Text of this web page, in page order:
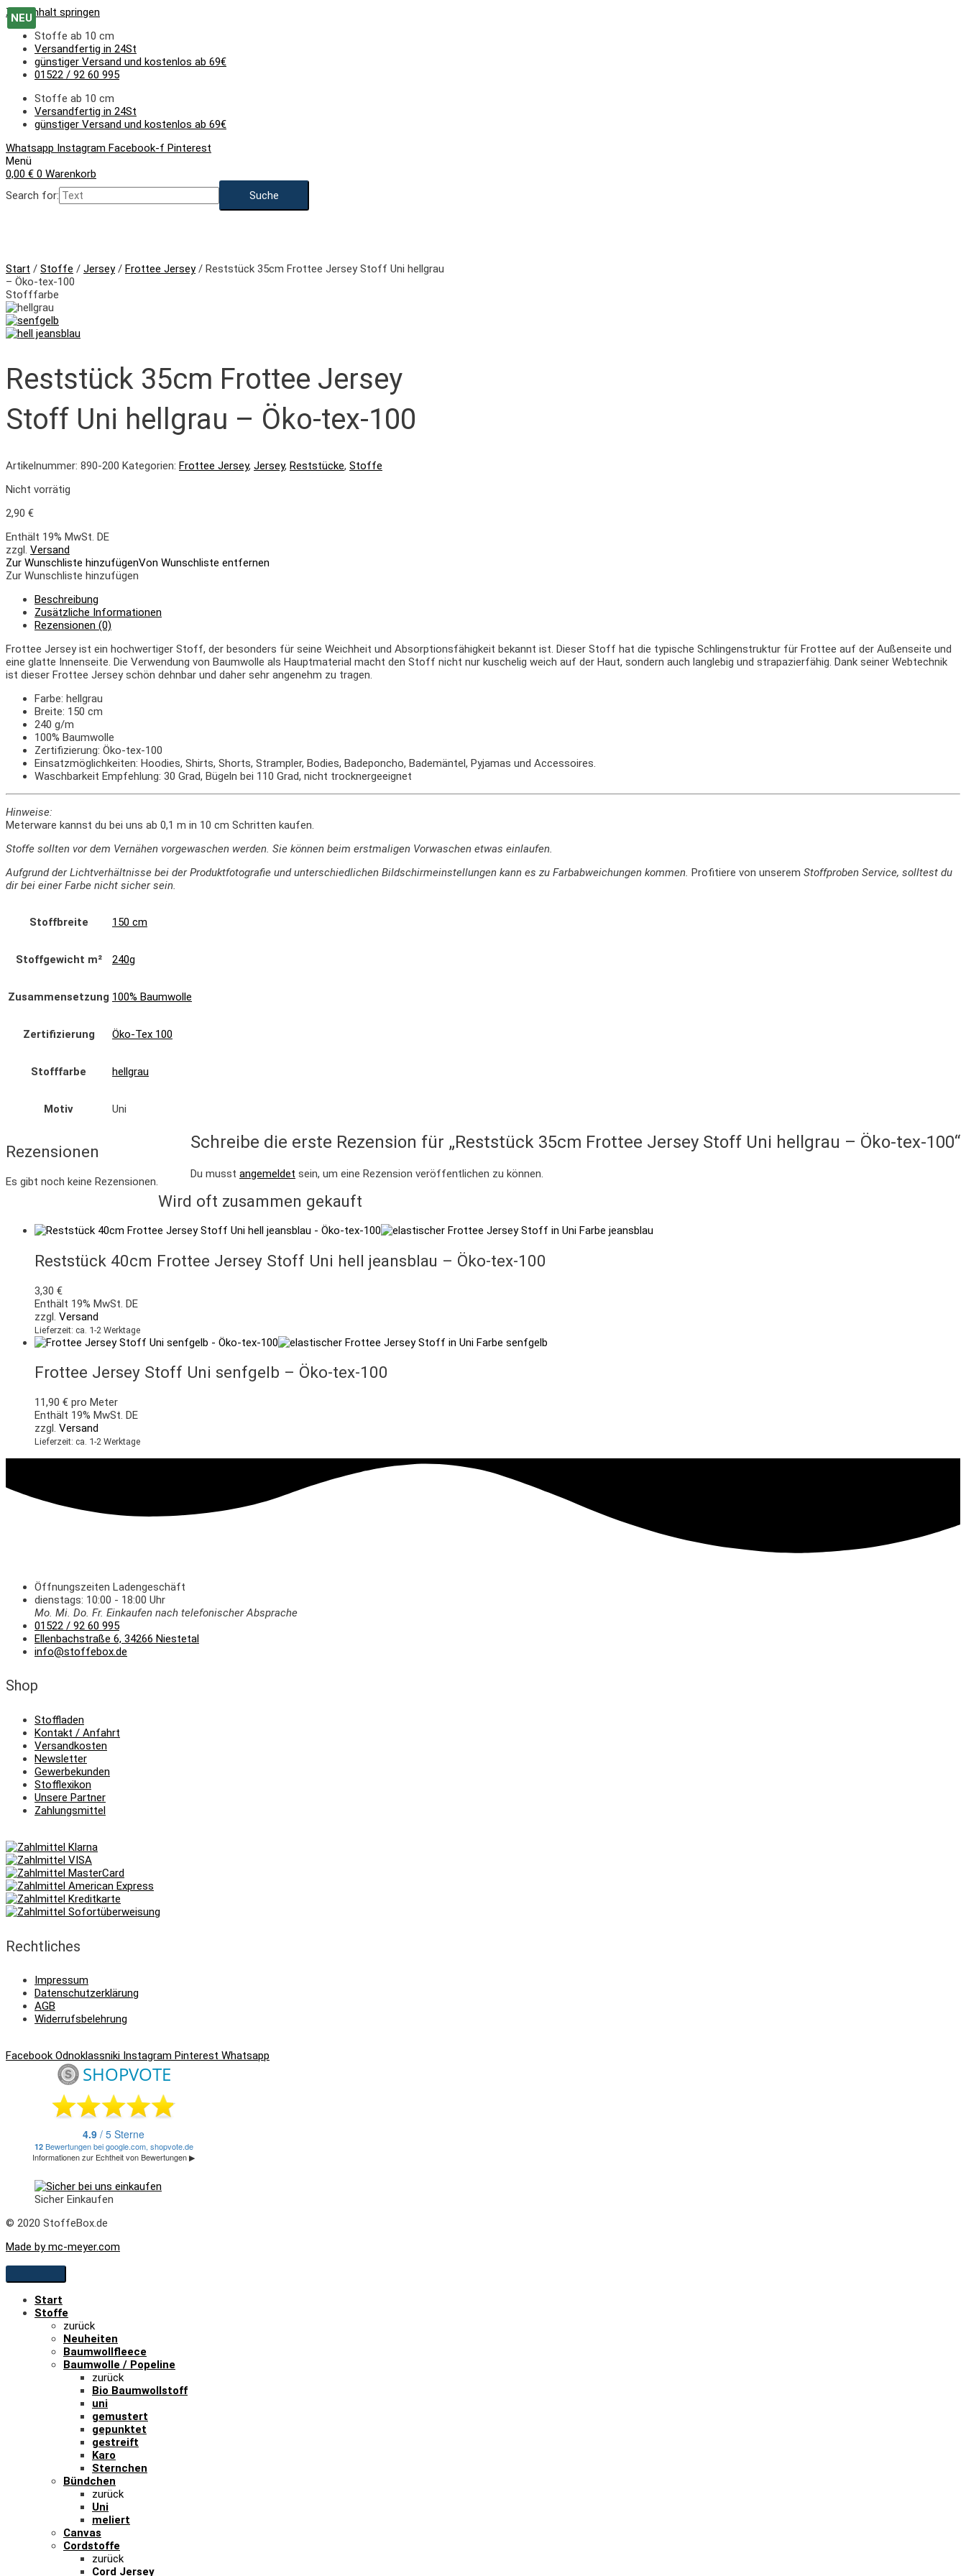
Zum Inhalt springen
Stoffe ab 10 cm
Versandfertig in 24St
günstiger Versand und kostenlos ab 69€
01522 / 92 60 995
Stoffe ab 10 cm
Versandfertig in 24St
günstiger Versand und kostenlos ab 69€
Whatsapp Instagram Facebook-f Pinterest
Menü
0,00 € 0 Warenkorb
Search for:
Start / Stoffe / Jersey/ Frottee Jersey/ Reststück 35cm Frottee Jersey Stoff Uni hellgrau
– Öko-tex-100
Stofffarbe
Reststück 35cm Frottee Jersey
Stoff Uni hellgrau – Öko-tex-100
Artikelnummer: 890-200 Kategorien: Frottee Jersey, Jersey, Reststücke, Stoffe
Nicht vorrätig
2,90 €
Enthält 19% MwSt. DE
zzgl. Versand
Zur Wunschliste hinzufügenVon Wunschliste entfernen
Zur Wunschliste hinzufügen
Beschreibung
Zusätzliche Informationen
Rezensionen (0)
Frottee Jersey ist ein hochwertiger Stoff, der besonders für seine Weichheit und Absorptionsfähigkeit bekannt ist. Dieser Stoff hat die typische Schlingenstruktur für Frottee auf der Außenseite und
eine glatte Innenseite. Die Verwendung von Baumwolle als Hauptmaterial macht den Stoff nicht nur kuschelig weich auf der Haut, sondern auch langlebig und strapazierfähig. Dank seiner Webtechnik
ist dieser Frottee Jersey schön dehnbar und daher sehr angenehm zu tragen.
Farbe: hellgrau
Breite: 150 cm
240 g/m
100% Baumwolle
Zertifizierung: Öko-tex-100
Einsatzmöglichkeiten: Hoodies, Shirts, Shorts, Strampler, Bodies, Badeponcho, Bademäntel, Pyjamas und Accessoires.
Waschbarkeit Empfehlung: 30 Grad, Bügeln bei 110 Grad, nicht trocknergeeignet
Hinweise:
Meterware kannst du bei uns ab 0,1 m in 10 cm Schritten kaufen.
Stoffe sollten vor dem Vernähen vorgewaschen werden. Sie können beim erstmaligen Vorwaschen etwas einlaufen.
Aufgrund der Lichtverhältnisse bei der Produktfotografie und unterschiedlichen Bildschirmeinstellungen kann es zu Farbabweichungen kommen. Profitiere von unserem Stoffproben Service, solltest du
dir bei einer Farbe nicht sicher sein.
Stoffbreite 150 cm
Stoffgewicht m² 240g
Zusammensetzung 100% Baumwolle
Zertifizierung Öko-Tex 100
Stofffarbe hellgrau
Motiv Uni
Rezensionen
Es gibt noch keine Rezensionen.
Schreibe die erste Rezension für „Reststück 35cm Frottee Jersey Stoff Uni hellgrau – Öko-tex-100“
Du musst angemeldet sein, um eine Rezension veröffentlichen zu können.
Wird oft zusammen gekauft
Reststück 40cm Frottee Jersey Stoff Uni hell jeansblau – Öko-tex-100
3,30 €
Enthält 19% MwSt. DE
zzgl. Versand
Lieferzeit: ca. 1-2 Werktage
NEU
Frottee Jersey Stoff Uni senfgelb – Öko-tex-100
11,90 € pro Meter
Enthält 19% MwSt. DE
zzgl. Versand
Lieferzeit: ca. 1-2 Werktage
Öffnungszeiten Ladengeschäft
dienstags: 10:00 - 18:00 Uhr
Mo. Mi. Do. Fr. Einkaufen nach telefonischer Absprache
01522 / 92 60 995
Ellenbachstraße 6, 34266 Niestetal
info@stoffebox.de
Shop
Stoffladen
Kontakt / Anfahrt
Versandkosten
Newsletter
Gewerbekunden
Stofflexikon
Unsere Partner
Zahlungsmittel
Rechtliches
Impressum
Datenschutzerklärung
AGB
Widerrufsbelehrung
Facebook Odnoklassniki Instagram Pinterest Whatsapp
Sicher Einkaufen
© 2020 StoffeBox.de
Made by mc-meyer.com
Start
Stoffe
zurück
Neuheiten
Baumwollfleece
Baumwolle / Popeline
zurück
Bio Baumwollstoff
uni
gemustert
gepunktet
gestreift
Karo
Sternchen
Bündchen
zurück
Uni
meliert
Canvas
Cordstoffe
zurück
Cord Jersey